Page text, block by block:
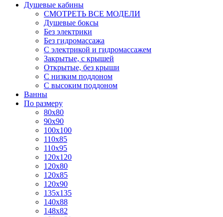
Душевые кабины
СМОТРЕТЬ ВСЕ МОДЕЛИ
Душевые боксы
Без электрики
Без гидромассажа
С электрикой и гидромассажем
Закрытые, с крышей
Открытые, без крыши
С низким поддоном
С высоким поддоном
Ванны
По размеру
80x80
90x90
100x100
110x85
110x95
120x120
120x80
120x85
120x90
135x135
140x88
148x82